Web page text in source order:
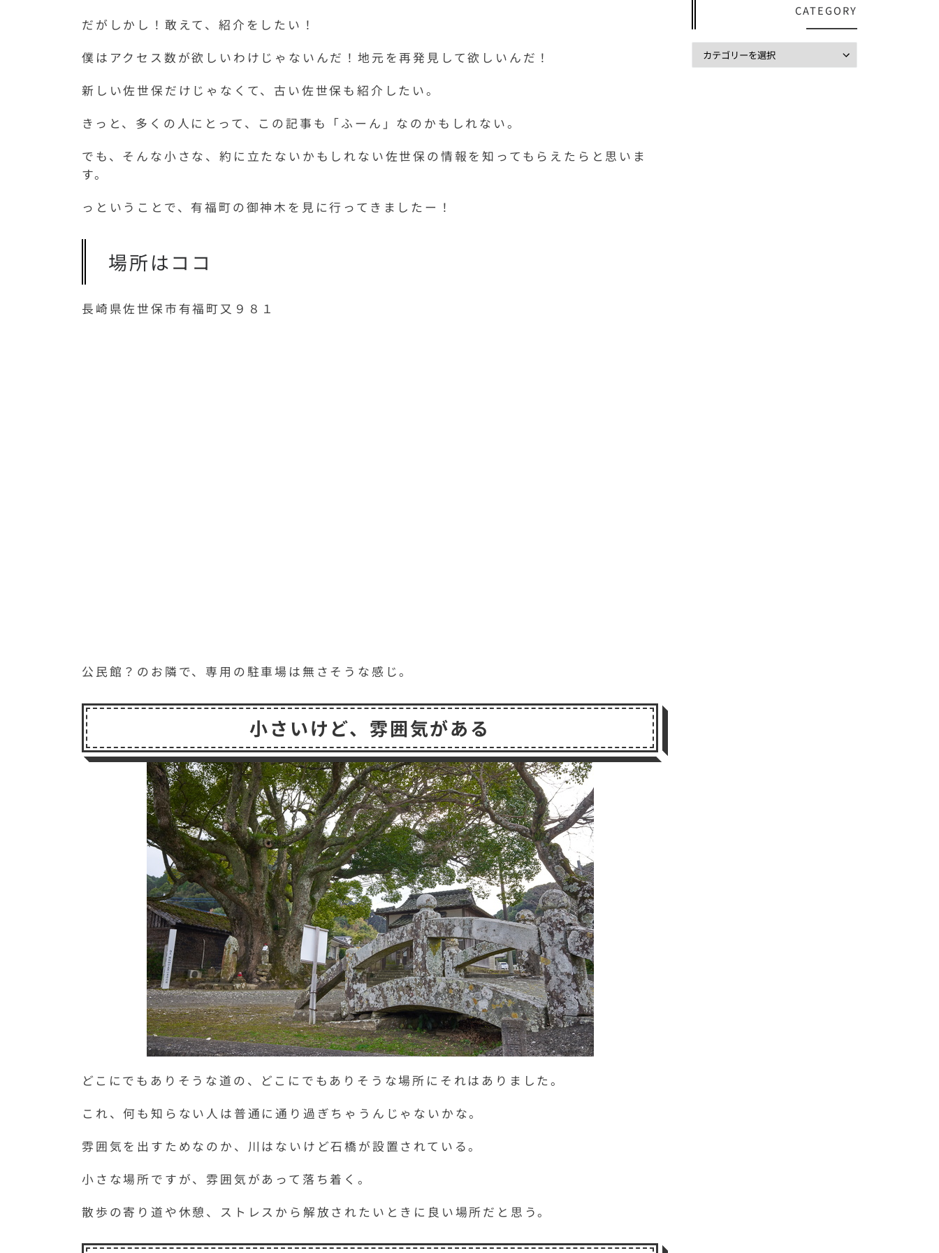
だがしかし！敢えて、紹介をしたい！
僕はアクセス数が欲しいわけじゃないんだ！地元を再発見して欲しいんだ！
新しい佐世保だけじゃなくて、古い佐世保も紹介したい。
きっと、多くの人にとって、この記事も「ふーん」なのかもしれない。
でも、そんな小さな、約に立たないかもしれない佐世保の情報を知ってもらえたらと思いま
す。
っということで、有福町の御神木を見に行ってきましたー！
場所はココ
長崎県佐世保市有福町又９８１
公民館？のお隣で、専用の駐車場は無さそうな感じ。
小さいけど、雰囲気がある
どこにでもありそうな道の、どこにでもありそうな場所にそれはありました。
これ、何も知らない人は普通に通り過ぎちゃうんじゃないかな。
雰囲気を出すためなのか、川はないけど石橋が設置されている。
小さな場所ですが、雰囲気があって落ち着く。
散歩の寄り道や休憩、ストレスから解放されたいときに良い場所だと思う。
CATEGORY